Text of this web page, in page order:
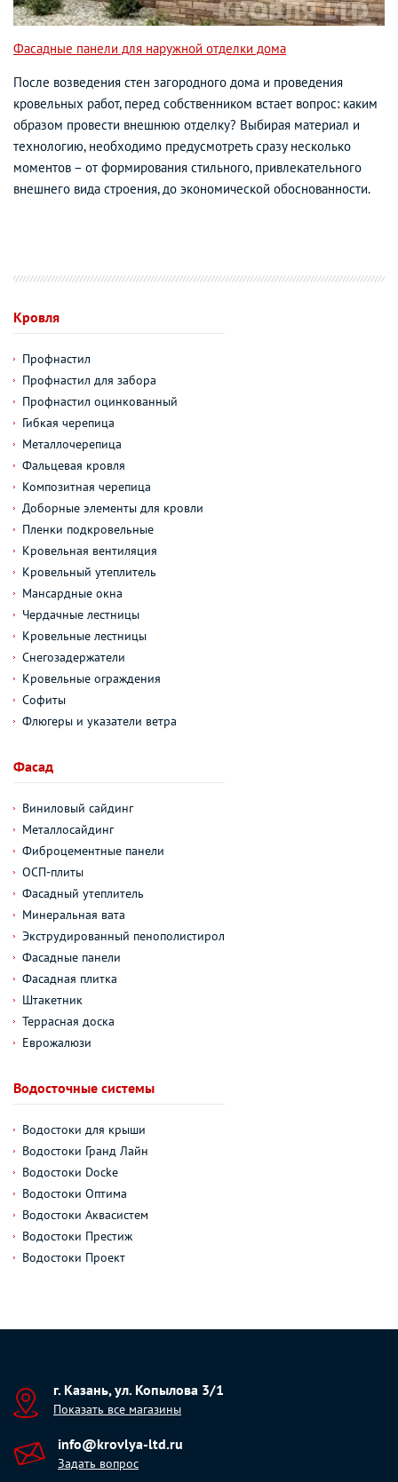
Фасадные панели для наружной отделки дома
После возведения стен загородного дома и проведения
кровельных работ, перед собственником встает вопрос: каким
образом провести внешнюю отделку? Выбирая материал и
технологию, необходимо предусмотреть сразу несколько
моментов – от формирования стильного, привлекательного
внешнего вида строения, до экономической обоснованности.
Кровля
Профнастил
Профнастил для забора
Профнастил оцинкованный
Гибкая черепица
Металлочерепица
Фальцевая кровля
Композитная черепица
Доборные элементы для кровли
Пленки подкровельные
Кровельная вентиляция
Кровельный утеплитель
Мансардные окна
Чердачные лестницы
Кровельные лестницы
Снегозадержатели
Кровельные ограждения
Софиты
Флюгеры и указатели ветра
Фасад
Виниловый сайдинг
Металлосайдинг
Фиброцементные панели
ОСП-плиты
Фасадный утеплитель
Минеральная вата
Экструдированный пенополистирол
Фасадные панели
Фасадная плитка
Штакетник
Террасная доска
Еврожалюзи
Водосточные системы
Водостоки для крыши
Водостоки Гранд Лайн
Водостоки Docke
Водостоки Оптима
Водостоки Аквасистем
Водостоки Престиж
Водостоки Проект
г. Казань, ул. Копылова 3/1
Показать все магазины
info@krovlya-ltd.ru
Задать вопрос